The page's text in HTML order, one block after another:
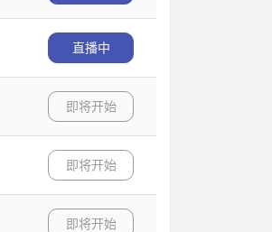
直播中
即将开始
即将开始
即将开始